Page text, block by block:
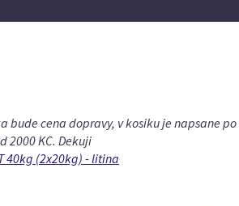
bude cena dopravy, v kosiku je napsane
2000 KC. Dekuji
40kg (2x20kg) - litina